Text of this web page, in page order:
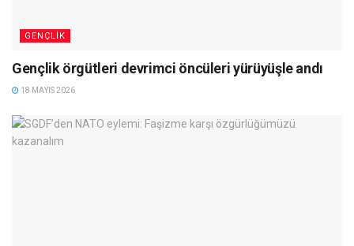
GENÇLIK
Gençlik örgütleri devrimci öncüleri yürüyüşle andı
18 MAYIS 2026